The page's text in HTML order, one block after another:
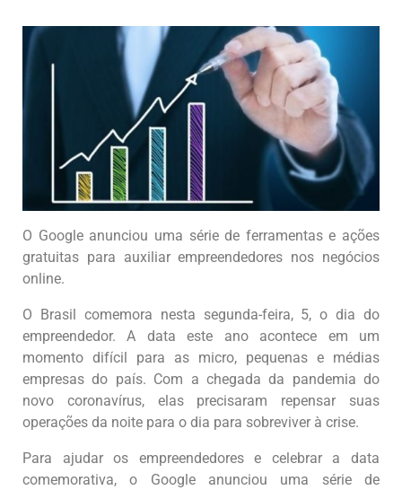
O Google anunciou uma série de ferramentas e ações
gratuitas para auxiliar empreendedores nos negócios
online.
O Brasil comemora nesta segunda-feira, 5, o dia do
empreendedor. A data este ano acontece em um
momento difícil para as micro, pequenas e médias
empresas do país. Com a chegada da pandemia do
novo coronavírus, elas precisaram repensar suas
operações da noite para o dia para sobreviver à crise.
Para ajudar os empreendedores e celebrar a data
comemorativa, o Google anunciou uma série de